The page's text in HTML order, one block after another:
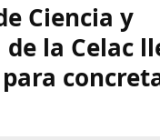
Ciencia y
la Celac